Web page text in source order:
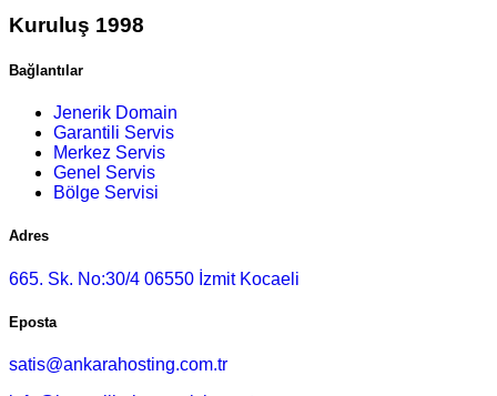
Kuruluş 1998
Bağlantılar
Jenerik Domain
Garantili Servis
Merkez Servis
Genel Servis
Bölge Servisi
Adres
665. Sk. No:30/4 06550 İzmit Kocaeli
Eposta
satis@ankarahosting.com.tr